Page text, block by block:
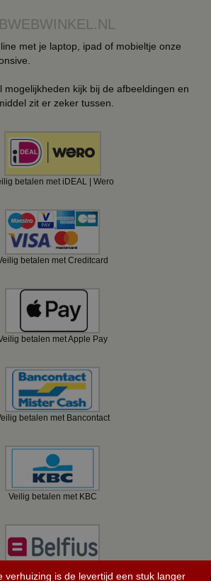
BWEBWINKEL.NL
met je laptop, ipad of mobieltje onze
mogelijkheden kijk bij de afbeeldingen en
zit er zeker tussen.
betalen met iDEAL | Wero
betalen met Creditcard
betalen met Apple Pay
betalen met Bancontact
Veilig betalen met KBC
Veilig betalen met Belfius
verhuizing is de levertijd een stuk langer